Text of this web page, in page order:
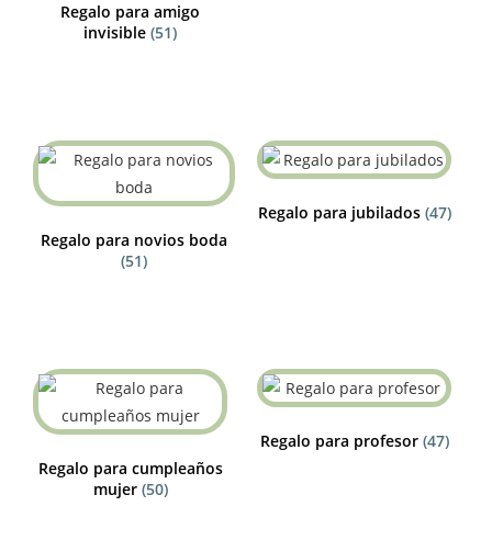
Regalo para amigo
invisible (51)
Regalo para novios boda
(51)
Regalo para jubilados (47)
Regalo para cumpleaños
mujer (50)
Regalo para profesor (47)